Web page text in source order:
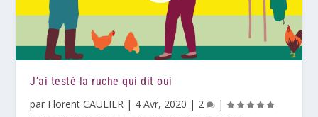
J’ai testé la ruche qui dit oui
par Florent CAULIER | 4 Avr, 2020 | 2
|